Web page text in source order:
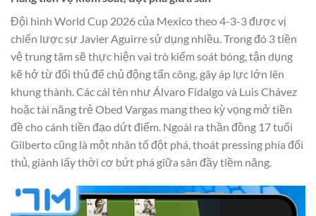
Đội hình World Cup 2026 của Mexico theo 4-3-3 được vị
chiến lược sư Javier Aguirre sử dụng nhiều. Trong đó 3 tiền
vệ trung tâm sẽ thực hiện vai trò kiểm soát bóng, tận dụng
kẽ hở từ đối thủ để chủ động tấn công, gây áp lực lớn lên
khung thành. Các cái tên như Álvaro Fidalgo và Luis Chávez
hoặc tài năng trẻ Obed Vargas mang theo kỳ vọng mở tiền
đề cho cánh tiền đạo dứt điểm. Ngoài ra thần đồng 17 tuổi
Gilberto cũng là một nhân tố đột phá, thoát pressing phía đối
thủ, giành lấy thời cơ bứt phá giữa sân đầy tiềm năng.